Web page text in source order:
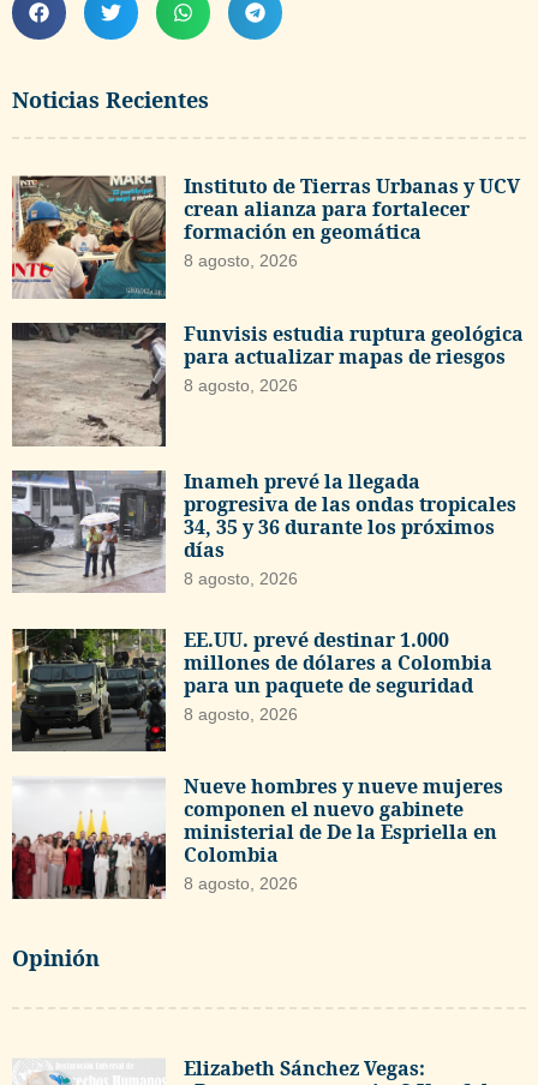
Noticias Recientes
Instituto de Tierras Urbanas y UCV
crean alianza para fortalecer
formación en geomática
8 agosto, 2026
Funvisis estudia ruptura geológica
para actualizar mapas de riesgos
8 agosto, 2026
Inameh prevé la llegada
progresiva de las ondas tropicales
34, 35 y 36 durante los próximos
días
8 agosto, 2026
EE.UU. prevé destinar 1.000
millones de dólares a Colombia
para un paquete de seguridad
8 agosto, 2026
Nueve hombres y nueve mujeres
componen el nuevo gabinete
ministerial de De la Espriella en
Colombia
8 agosto, 2026
Opinión
Elizabeth Sánchez Vegas: